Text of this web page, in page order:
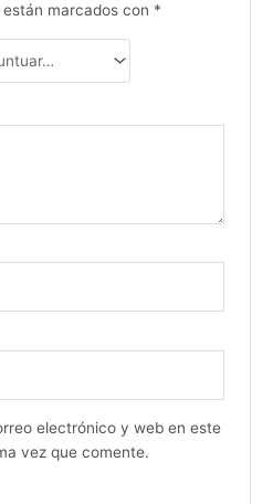
marcados con *
electrónico y web en este
vez que comente.